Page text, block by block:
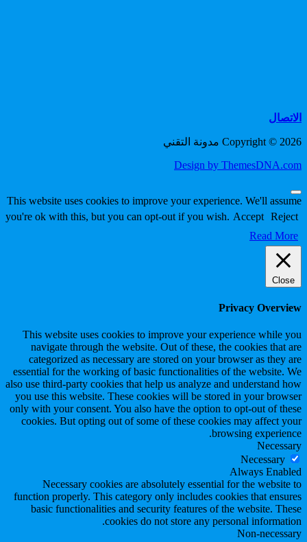
الاتصال
Copyright © 2026 مدونة التقني
Design by ThemesDNA.com
Scroll
to
Top
This website uses cookies to improve your experience. We'll assume
you're ok with this, but you can opt-out if you wish. Accept Reject
Read More
Close
Privacy Overview
This website uses cookies to improve your experience while you
navigate through the website. Out of these, the cookies that are
categorized as necessary are stored on your browser as they are
essential for the working of basic functionalities of the website. We
also use third-party cookies that help us analyze and understand how
you use this website. These cookies will be stored in your browser
only with your consent. You also have the option to opt-out of these
cookies. But opting out of some of these cookies may affect your
browsing experience.
Necessary
Necessary
Always Enabled
Necessary cookies are absolutely essential for the website to
function properly. This category only includes cookies that ensures
basic functionalities and security features of the website. These
cookies do not store any personal information.
Non-necessary